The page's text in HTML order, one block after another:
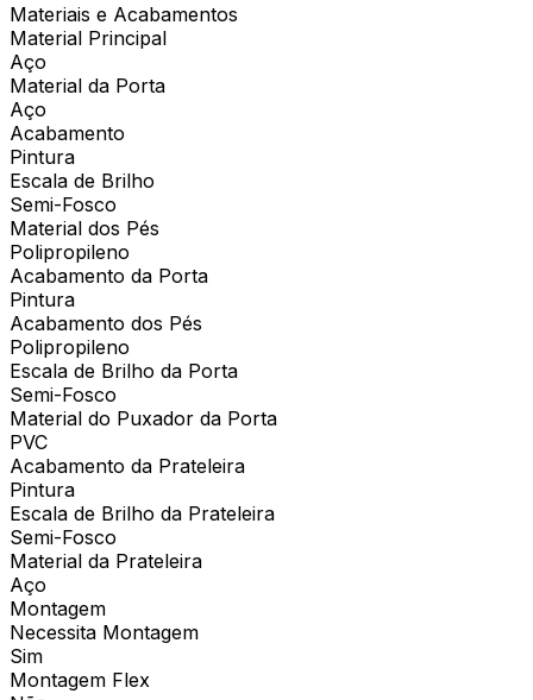
Materiais e Acabamentos
Material Principal
Aço
Material da Porta
Aço
Acabamento
Pintura
Escala de Brilho
Semi-Fosco
Material dos Pés
Polipropileno
Acabamento da Porta
Pintura
Acabamento dos Pés
Polipropileno
Escala de Brilho da Porta
Semi-Fosco
Material do Puxador da Porta
PVC
Acabamento da Prateleira
Pintura
Escala de Brilho da Prateleira
Semi-Fosco
Material da Prateleira
Aço
Montagem
Necessita Montagem
Sim
Montagem Flex